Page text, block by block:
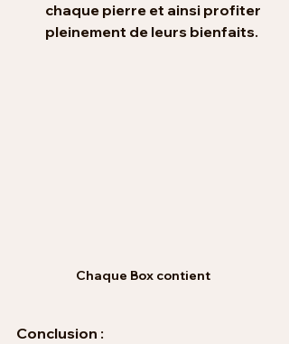
chaque pierre et ainsi profiter
pleinement de leurs bienfaits.
Chaque Box contient
Conclusion :